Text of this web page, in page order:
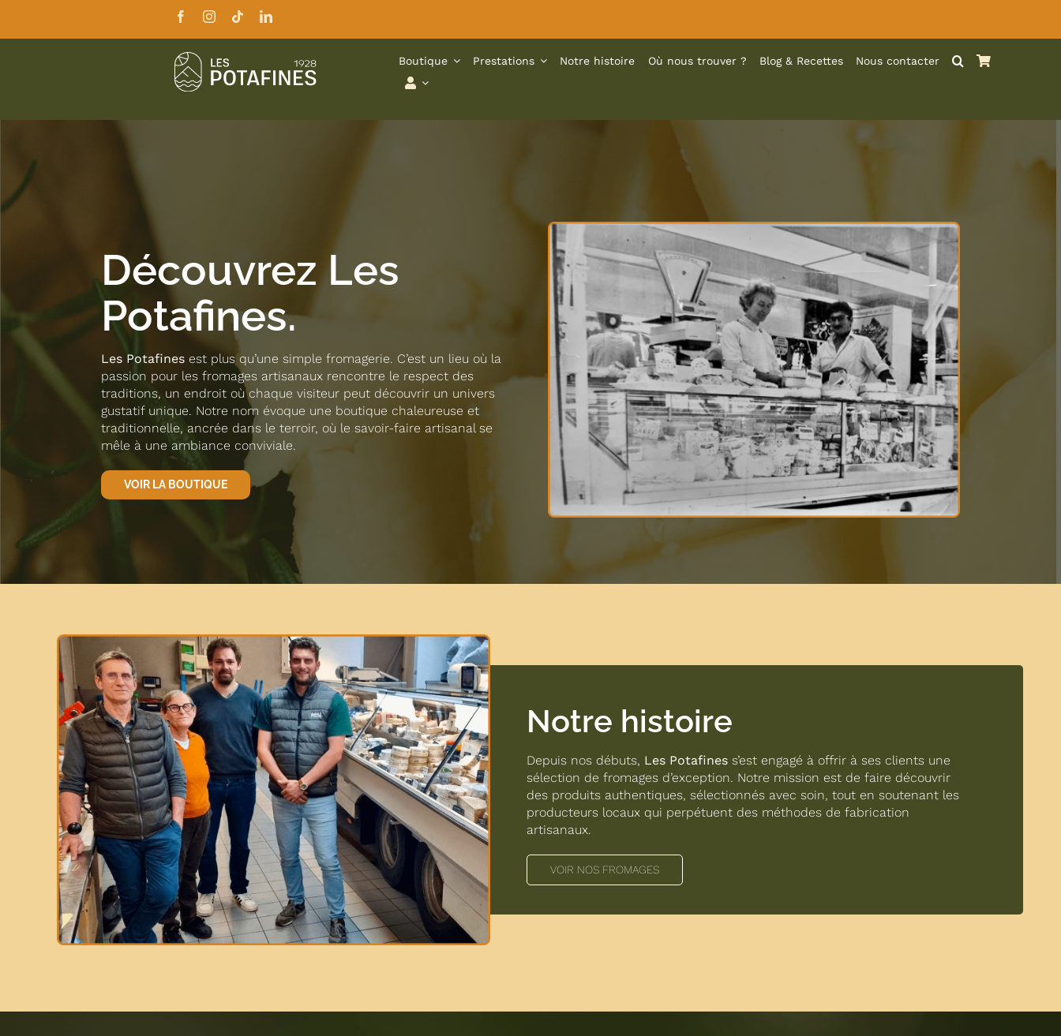
contenu
Boutique Prestations Notre histoire Où nous trouver ? Blog & Recettes Nous contacter
Découvrez Les
Potafines.
Les Potafines est plus qu’une simple fromagerie. C’est un lieu où la
passion pour les fromages artisanaux rencontre le respect des
traditions, un endroit où chaque visiteur peut découvrir un univers
gustatif unique. Notre nom évoque une boutique chaleureuse et
traditionnelle, ancrée dans le terroir, où le savoir-faire artisanal se
mêle à une ambiance conviviale.
VOIR LA BOUTIQUE
Notre histoire
Depuis nos débuts, Les Potafiness’est engagé à offrir à ses clients une
sélection de fromages d’exception. Notre mission est de faire découvrir
des produits authentiques, sélectionnés avec soin, tout en soutenant les
producteurs locaux qui perpétuent des méthodes de fabrication
artisanaux.
VOIR NOS FROMAGES